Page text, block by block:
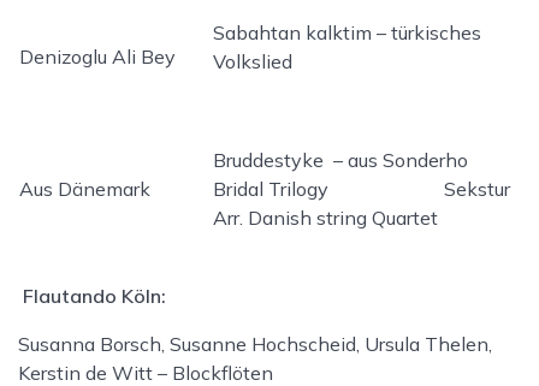
Denizoglu Ali Bey
Sabahtan kalktim – türkisches
Volkslied
Aus Dänemark
Bruddestyke – aus Sonderho
Bridal Trilogy Sekstur
Arr. Danish string Quartet
Flautando Köln:
Susanna Borsch, Susanne Hochscheid, Ursula Thelen,
Kerstin de Witt – Blockflöten